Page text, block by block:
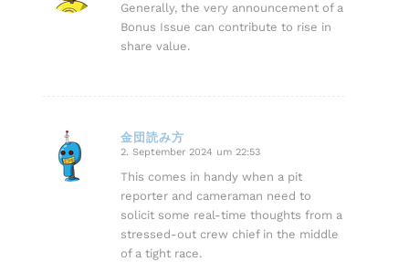
Generally, the very announcement of a
Bonus Issue can contribute to rise in
share value.
金団読み方
sagte:
2. September 2024 um 22:53
This comes in handy when a pit
reporter and cameraman need to
solicit some real-time thoughts from a
stressed-out crew chief in the middle
of a tight race.